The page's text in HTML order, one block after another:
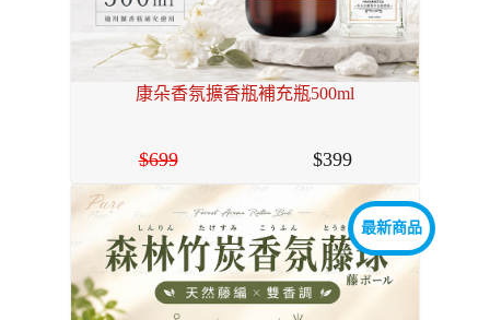
康朵香氛擴香瓶補充瓶500ml
699 399
最新商品